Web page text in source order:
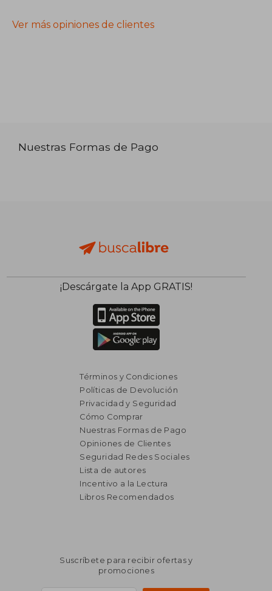
Ver más opiniones de clientes
Nuestras Formas de Pago
¡Descárgate la App GRATIS!
Términos y Condiciones
Políticas de Devolución
Privacidad y Seguridad
Cómo Comprar
Nuestras Formas de Pago
Opiniones de Clientes
Seguridad Redes Sociales
Lista de autores
Incentivo a la Lectura
Libros Recomendados
Suscríbete para recibir ofertas y
promociones